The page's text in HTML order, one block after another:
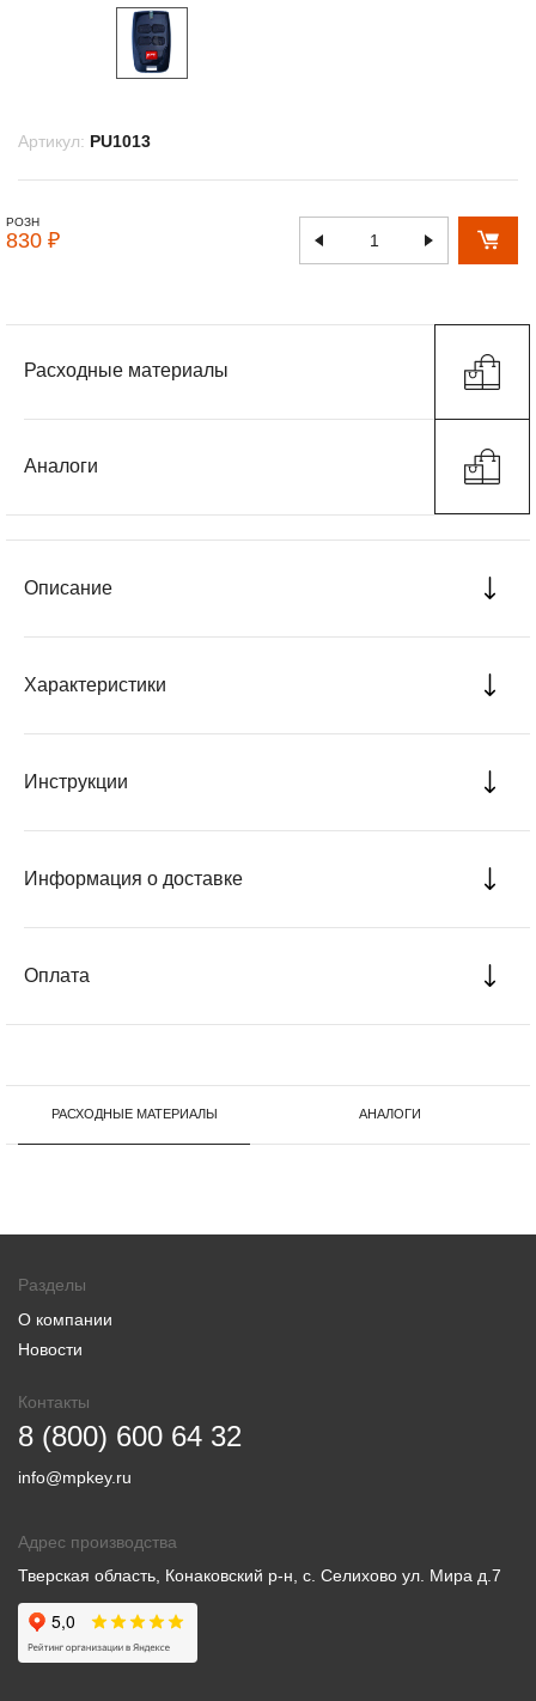
Артикул: PU1013
РОЗН
830 ₽
Расходные материалы
Аналоги
Описание
Характеристики
Инструкции
Информация о доставке
Оплата
РАСХОДНЫЕ МАТЕРИАЛЫ АНАЛОГИ
Разделы
О компании
Новости
Контакты
8 (800) 600 64 32
info@mpkey.ru
Адрес производства
Тверская область, Конаковский р-н, с. Селихово ул. Мира д.7